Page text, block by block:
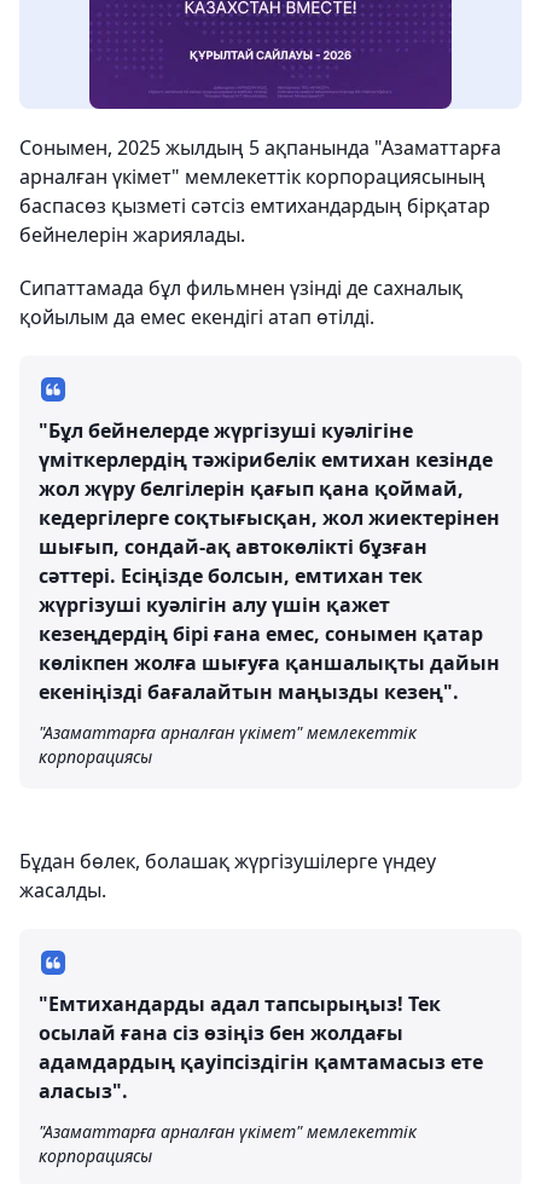
Сонымен, 2025 жылдың 5 ақпанында "Азаматтарға
арналған үкімет" мемлекеттік корпорациясының
баспасөз қызметі сәтсіз емтихандардың бірқатар
бейнелерін жариялады.
Сипаттамада бұл фильмнен үзінді де сахналық
қойылым да емес екендігі атап өтілді.
"Бұл бейнелерде жүргізуші куәлігіне
үміткерлердің тәжірибелік емтихан кезінде
жол жүру белгілерін қағып қана қоймай,
кедергілерге соқтығысқан, жол жиектерінен
шығып, сондай-ақ автокөлікті бұзған
сәттері. Есіңізде болсын, емтихан тек
жүргізуші куәлігін алу үшін қажет
кезеңдердің бірі ғана емес, сонымен қатар
көлікпен жолға шығуға қаншалықты дайын
екеніңізді бағалайтын маңызды кезең".
"Азаматтарға арналған үкімет" мемлекеттік
корпорациясы
Бұдан бөлек, болашақ жүргізушілерге үндеу
жасалды.
"Емтихандарды адал тапсырыңыз! Тек
осылай ғана сіз өзіңіз бен жолдағы
адамдардың қауіпсіздігін қамтамасыз ете
аласыз".
"Азаматтарға арналған үкімет" мемлекеттік
корпорациясы